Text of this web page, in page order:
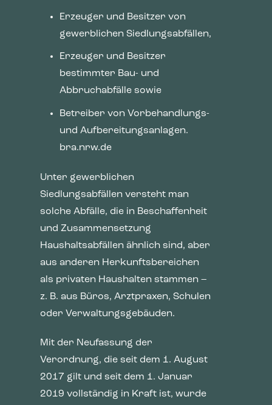
Erzeuger und Besitzer von
gewerblichen Siedlungsabfällen,
Erzeuger und Besitzer
bestimmter Bau- und
Abbruchabfälle sowie
Betreiber von Vorbehandlungs-
und Aufbereitungsanlagen.
bra.nrw.de
Unter gewerblichen
Siedlungsabfällen versteht man
solche Abfälle, die in Beschaffenheit
und Zusammensetzung
Haushaltsabfällen ähnlich sind, aber
aus anderen Herkunftsbereichen
als privaten Haushalten stammen –
z. B. aus Büros, Arztpraxen, Schulen
oder Verwaltungsgebäuden.
Mit der Neufassung der
Verordnung, die seit dem 1. August
2017 gilt und seit dem 1. Januar
2019 vollständig in Kraft ist, wurde